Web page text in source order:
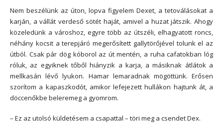
Nem beszélünk az úton, lopva figyelem Dexet, a tetoválásokat a
karján, a vállát verdeső sötét haját, amivel a huzat játszik. Ahogy
közeledünk a városhoz, egyre több az útszéli, elhagyatott roncs,
néhány kocsit a terepjáró megerősített gallytörőjével tolunk el az
útból. Csak pár dög kóborol az út mentén, a ruha cafatokban lóg
róluk, az egyiknek tőből hiányzik a karja, a másiknak átlátok a
mellkasán lévő lyukon. Hamar lemaradnak mögöttünk. Erősen
szorítom a kapaszkodót, amikor lefejezett hullákon hajtunk át, a
döccenőkbe beleremeg a gyomrom.
– Ez az utolsó küldetésem a csapattal – töri meg a csendet Dex.